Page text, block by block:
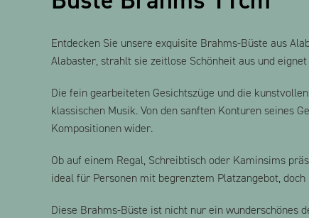
Entdecken Sie unsere exquisite Brahms-Büste aus
Alabaster, strahlt sie zeitlose Schönheit aus und
Die fein gearbeiteten Gesichtszüge und die
klassischen Musik. Von den sanften Konturen seines
Kompositionen wider.
Ob auf einem Regal, Schreibtisch oder Kaminsims
ideal für Personen mit begrenztem Platzangebot,
Diese Brahms-Büste ist nicht nur ein wunderschönes